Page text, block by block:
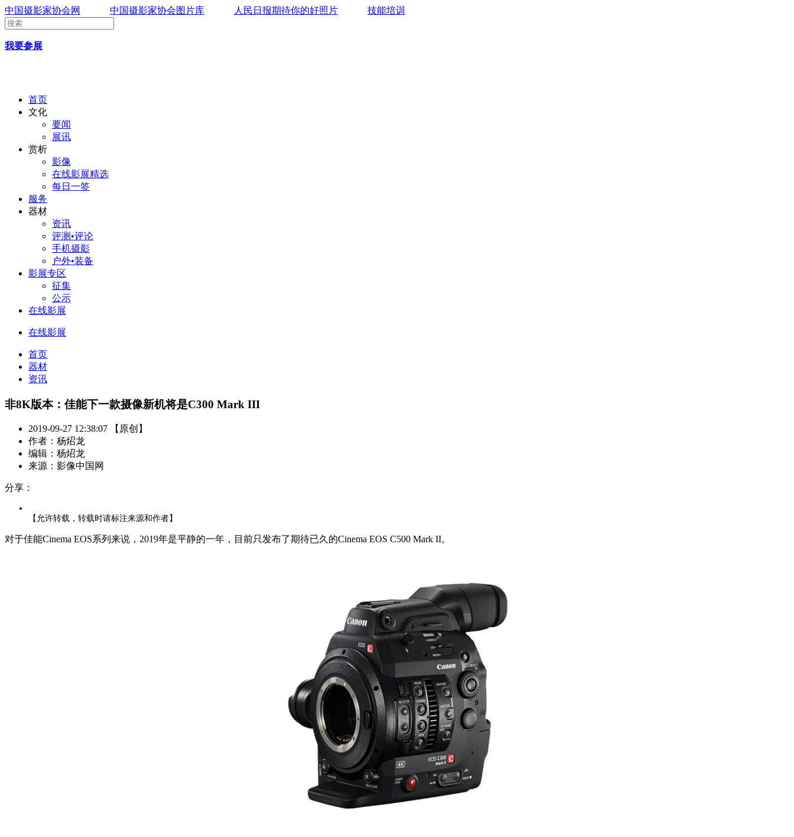
中国摄影家协会网 中国摄影家协会图片库 人民日报期待你的好照片 技能培训
我要参展
首页
文化
要闻
展讯
赏析
影像
在线影展精选
每日一签
服务
器材
资讯
评测•评论
手机摄影
户外•装备
影展专区
征集
公示
在线影展
在线影展
首页
器材
资讯
非8K版本：佳能下一款摄像新机将是C300 Mark III
2019-09-27 12:38:07 【原创】
作者：杨炤龙
编辑：杨炤龙
来源：影像中国网
分享：
【允许转载，转载时请标注来源和作者】
对于佳能Cinema EOS系列来说，2019年是平静的一年，目前只发布了期待已久的Cinema EOS C500 Mark II。